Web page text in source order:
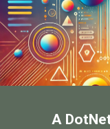
A